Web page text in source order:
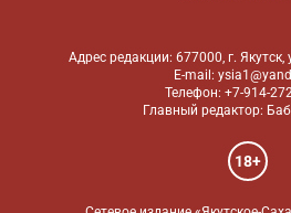
Адрес редакции: 677000, г.
E-mail:
Телефон: +7-914-
Главный редактор:
18+